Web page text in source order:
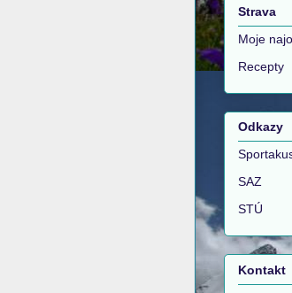
Strava
Moje
Recepty
Odkazy
SAZ
STÚ
Kontakt